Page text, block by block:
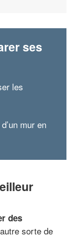
ses
les
mur en
des
sorte de